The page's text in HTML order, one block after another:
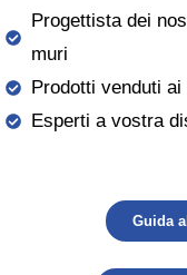
Progettista dei
muri
Prodotti venduti
Esperti a vostra
Guida